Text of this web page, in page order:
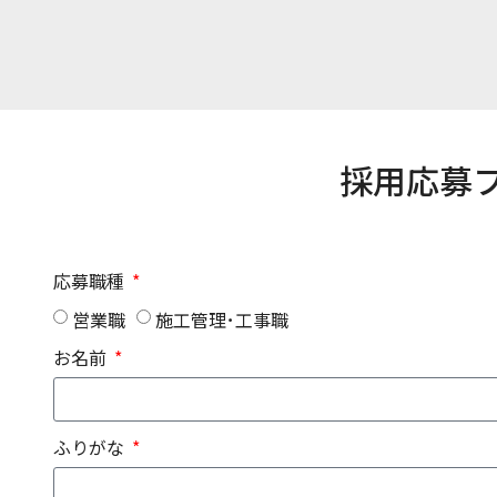
採用応募
応募職種
営業職
施工管理･工事職
お名前
ふりがな